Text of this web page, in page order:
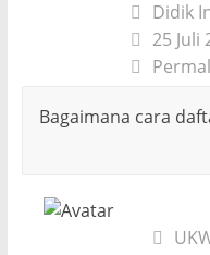
Didik
25 Juli
Bagaimana cara